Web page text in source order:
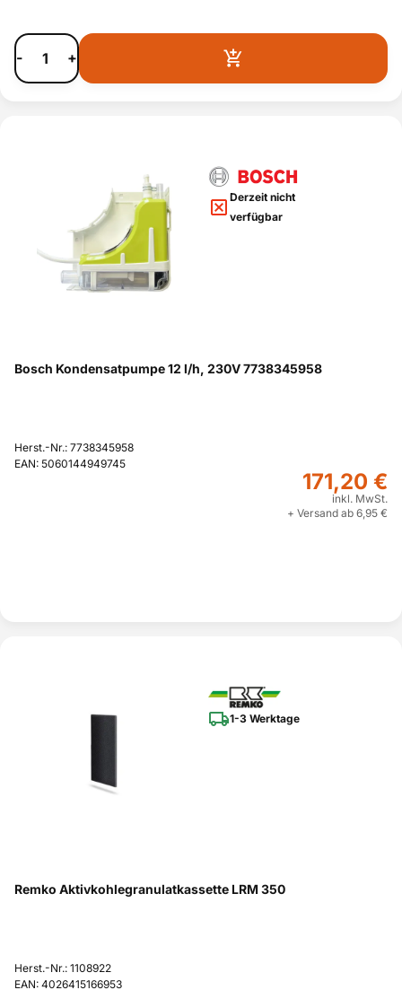
- +
Derzeit nicht
verfügbar
Bosch Kondensatpumpe 12 l/h, 230V 7738345958
Herst.-Nr.: 7738345958
EAN: 5060144949745
171,20 €
inkl. MwSt.
+ Versand ab 6,95 €
1-3 Werktage
Remko Aktivkohlegranulatkassette LRM 350
Herst.-Nr.: 1108922
EAN: 4026415166953